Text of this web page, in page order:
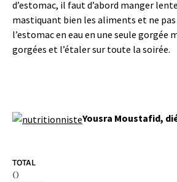
d’estomac, il faut d’abord manger
mastiquant bien les aliments et ne
l’estomac en eau en une seule gorgée
gorgées et l’étaler sur toute la soirée.
Yousra Moustafid,
TOTAL
0